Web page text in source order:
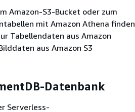
Amazon-S3-Bucket oder zum
mit Amazon Athena finden
Tabellendaten aus Amazon
aus Amazon S3
Datenbank
Serverless-